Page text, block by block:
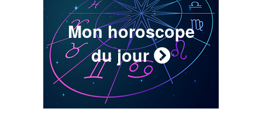
Mon horoscope
du jour